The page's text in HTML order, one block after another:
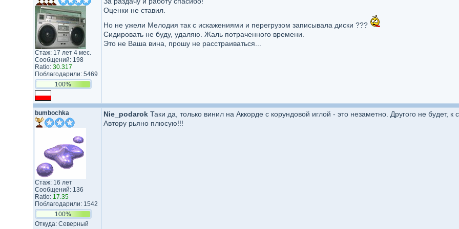
Стаж: 17 лет 4 мес.
Сообщений: 198
Ratio: 30.317
Поблагодарили: 5469
100%
Оценки не ставил.
Но не ужели Мелодия так с искажениями и перегрузом записывала диски ???
Сидировать не буду, удаляю. Жаль потраченного времени.
Это не Ваша вина, прошу не расстраиваться...
bumbochka
Стаж: 16 лет
Сообщений: 136
Ratio: 17.35
Поблагодарили: 1542
100%
Откуда: Cеверный
Nie_podarokТаки да, только винил на Аккорде с корундовой иглой - это незаметно. Другого не будет, к
Автору рьяно плюсую!!!